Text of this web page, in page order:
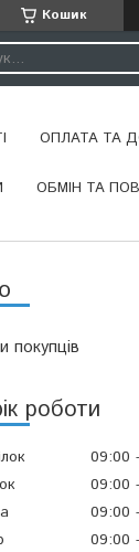
Кошик
ОПЛАТА ТА
ОБМІН ТА
покупців
роботи
09:00
09:00
09:00
09:00